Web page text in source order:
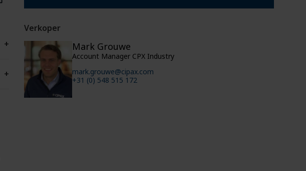
+
+
Verkoper
Mark Grouwe
Account Manager CPX Industry
mark.grouwe@cipax.com
+31 (0) 548 515 172